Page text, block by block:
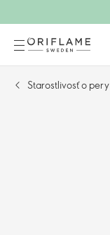
Starostlivosť o pery